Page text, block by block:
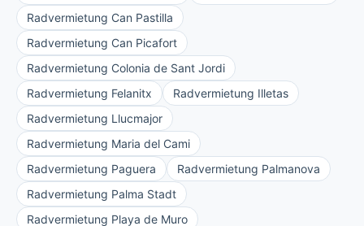
Radvermietung Can Pastilla
Radvermietung Can Picafort
Radvermietung Colonia de Sant Jordi
Radvermietung Felanitx
Radvermietung Illetas
Radvermietung Llucmajor
Radvermietung Maria del Cami
Radvermietung Paguera
Radvermietung Palmanova
Radvermietung Palma Stadt
Radvermietung Playa de Muro